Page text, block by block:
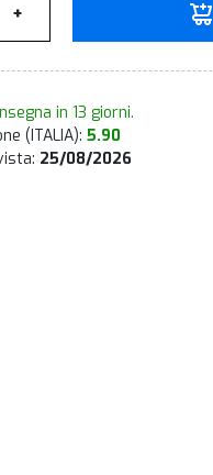
+
in 13 giorni.
(ITALIA): 5.90
25/08/2026